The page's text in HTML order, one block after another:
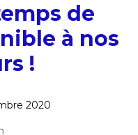
de
à nos
!
2020